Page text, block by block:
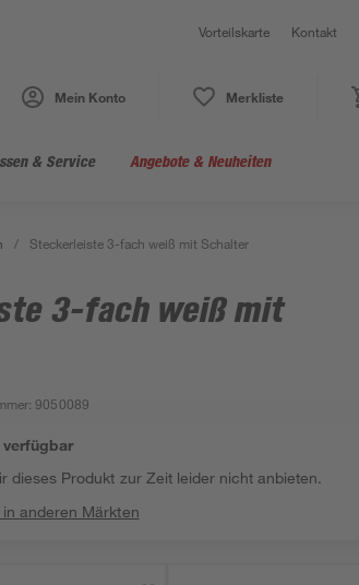
Vorteilskarte Kontakt
Mein Konto Merkliste
& Service Angebote & Neuheiten
/ Steckerleiste 3-fach weiß mit Schalter
3-fach weiß mit
:9050089
dieses Produkt zur Zeit leider nicht anbieten.
anderen Märkten